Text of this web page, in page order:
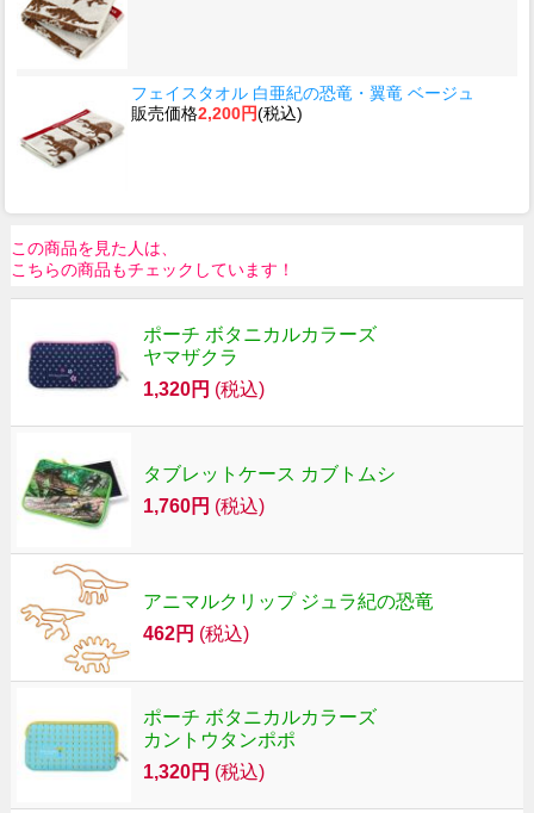
フェイスタオル 白亜紀の恐竜・翼竜 ベージュ
販売価格2,200円(税込)
この商品を見た人は、
こちらの商品もチェックしています！
ポーチ ボタニカルカラーズ
ヤマザクラ
1,320円 (税込)
タブレットケース カブトムシ
1,760円 (税込)
アニマルクリップ ジュラ紀の恐竜
462円 (税込)
ポーチ ボタニカルカラーズ
カントウタンポポ
1,320円 (税込)